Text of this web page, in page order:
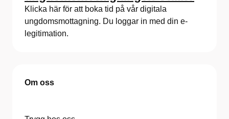
Klicka här för att boka tid på vår digitala
ungdomsmottagning. Du loggar in med din e-
legitimation.
Om oss